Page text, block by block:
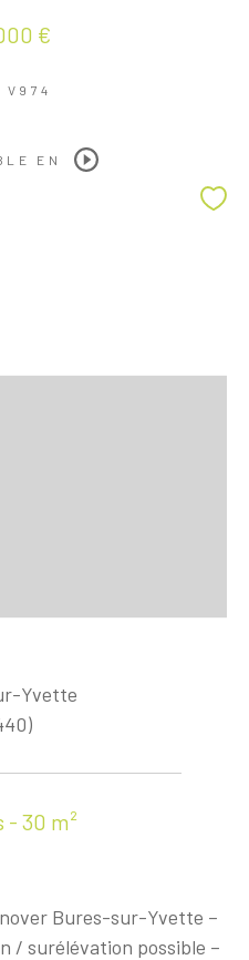
€
V974
EN
Yvette
- 30 m²
Bures-sur-Yvette –
/ surélévation possible –